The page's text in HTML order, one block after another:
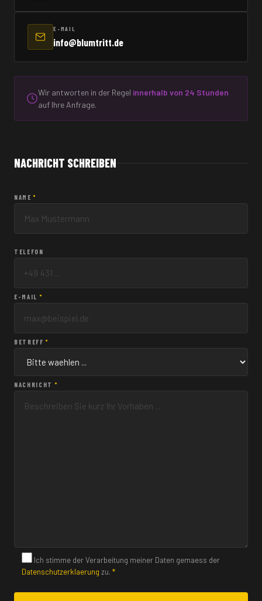
E-MAIL
info@blumtritt.de
Wir antworten in der Regel innerhalb von 24 Stunden
auf Ihre Anfrage.
NACHRICHT SCHREIBEN
NAME*
TELEFON
E-MAIL *
BETREFF*
NACHRICHT *
Ich stimme der Verarbeitung meiner Daten gemaess der
Datenschutzerklaerung zu. *